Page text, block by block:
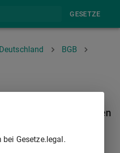
GESETZE
BGB
oder Insolven
Gesetze.legal.